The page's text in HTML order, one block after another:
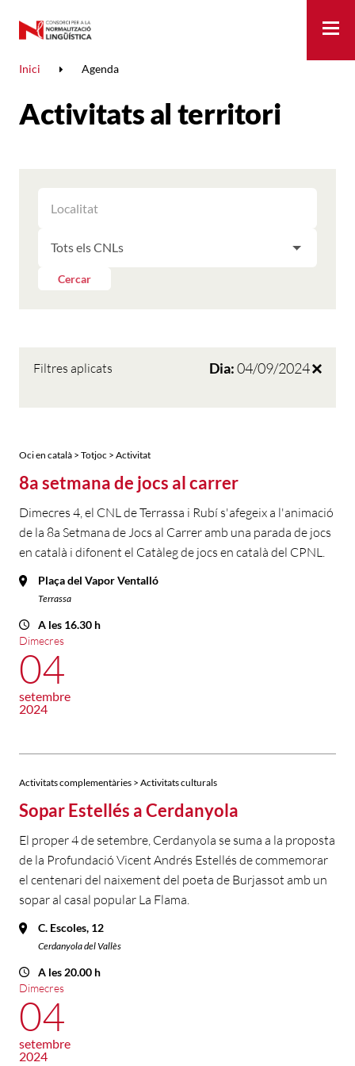
Inici Agenda
Activitats al territori
ELS
RESULTATS
LES
PER
LES
Cercar
Filtres aplicats Dia:04/09/2024
Oci en català > Totjoc > Activitat
8a setmana de jocs al carrer
Dimecres 4, el CNL de Terrassa i Rubí s'afegeix a l'animació
de la 8a Setmana de Jocs al Carrer amb una parada de jocs
en català i difonent el Catàleg de jocs en català del CPNL.
Plaça del Vapor Ventalló
Terrassa
A les 16.30 h
Dimecres
04
setembre
2024
Activitats complementàries > Activitats culturals
Sopar Estellés a Cerdanyola
El proper 4 de setembre, Cerdanyola se suma a la proposta
de la Profundació Vicent Andrés Estellés de commemorar
el centenari del naixement del poeta de Burjassot amb un
sopar al casal popular La Flama.
C. Escoles, 12
Cerdanyola del Vallès
A les 20.00 h
Dimecres
04
setembre
2024